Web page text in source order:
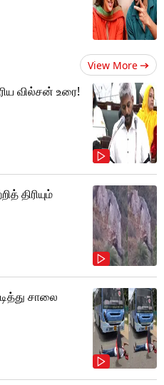
View More
வில்சன் உரை!
திரியும்
சாலை